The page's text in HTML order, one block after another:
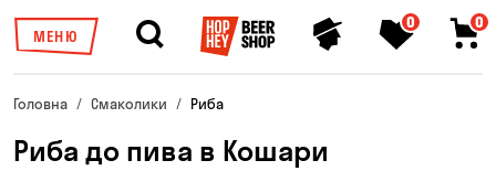
МЕНЮ
0 0
Головна Смаколики Риба
Риба до пива в Кошари